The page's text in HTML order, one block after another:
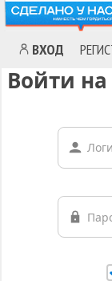
ВХОД
Войти на